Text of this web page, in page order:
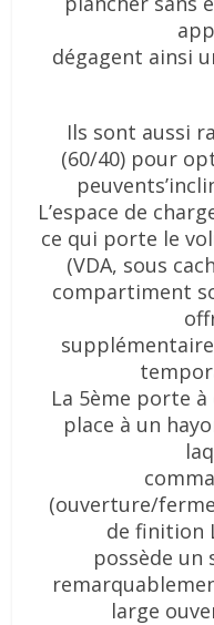
dégagent ainsi
Ils sont aussi
(60/40) pour
peuvent
L’espace de
ce qui porte le
(VDA, sous
compartiment
La 5ème porte
place à un
(ouverture/
de finition
possède un
large